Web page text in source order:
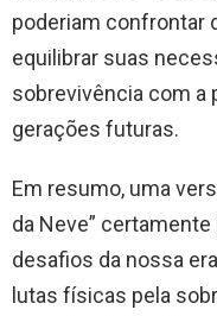
poderiam confrontar
equilibrar suas
sobrevivência com a
gerações futuras.
Em resumo, uma
da Neve”
desafios da nossa
lutas físicas pela